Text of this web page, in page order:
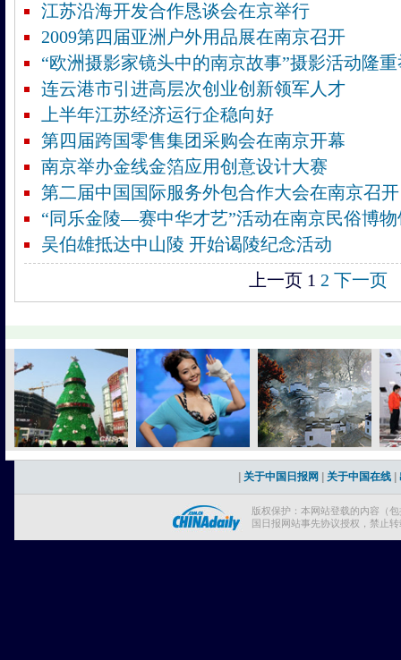
江苏沿海开发合作恳谈会在京举行
2009第四届亚洲户外用品展在南京召开
“欧洲摄影家镜头中的南京故事”摄影活动隆
连云港市引进高层次创业创新领军人才
上半年江苏经济运行企稳向好
第四届跨国零售集团采购会在南京开幕
南京举办金线金箔应用创意设计大赛
第二届中国国际服务外包合作大会在南京召开
“同乐金陵—赛中华才艺”活动在南京民俗博物
吴伯雄抵达中山陵 开始谒陵纪念活动
上一页 1 2 下一页